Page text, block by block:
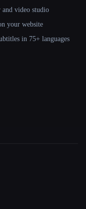
video studio
your website
in 75+ languages